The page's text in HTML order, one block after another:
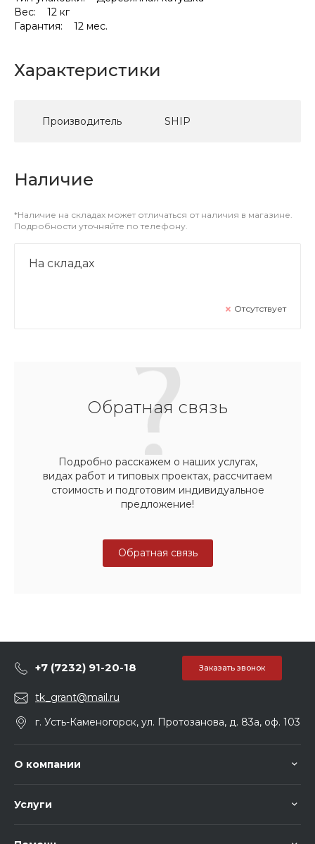
Вес: 12 кг
Гарантия: 12 мес.
Характеристики
Производитель SHIP
Наличие
*Наличие на складах может отличаться от наличия в магазине.
Подробности уточняйте по телефону.
На складах
Отсутствует
Обратная связь
Подробно расскажем о наших услугах,
видах работ и типовых проектах, рассчитаем
стоимость и подготовим индивидуальное
предложение!
Обратная связь
+7 (7232) 91-20-18 Заказать звонок
tk_grant@mail.ru
г. Усть-Каменогорск, ул. Протозанова, д. 83а, оф. 103
О компании
Услуги